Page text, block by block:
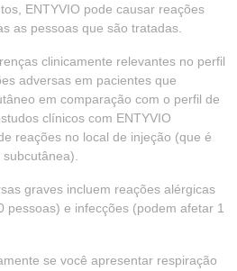
ENTYVIO pode causar reações
as pessoas que são tratadas.
clinicamente relevantes no perfil
adversas em pacientes que
em comparação com o perfil de
clínicos com ENTYVIO
reações no local de injeção (que é
graves incluem reações alérgicas
pessoas) e infecções (podem afetar 1
se você apresentar respiração